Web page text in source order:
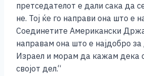
претседателот е дали сака да
не. Тој ќе го направи она што е
Соединетите Американски
направам она што е најдобро
Израел и морам да кажам дека
својот дел.“